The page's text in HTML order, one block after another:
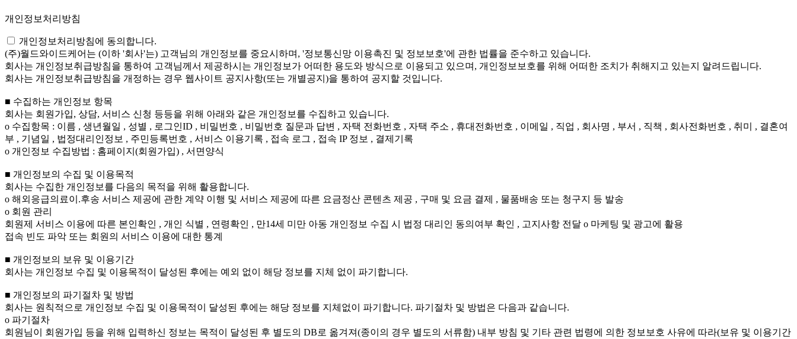
개인정보처리방침
개인정보처리방침에 동의합니다.
(주)월드와이드케어는 (이하 '회사'는) 고객님의 개인정보를 중요시하며, '정보통신망 이용촉진 및 정보보호'에 관한 법률을 준수하고 있습니다.
회사는 개인정보취급방침을 통하여 고객님께서 제공하시는 개인정보가 어떠한 용도와 방식으로 이용되고 있으며, 개인정보보호를 위해 어떠한 조치가 취해지고 있는지 알려드립니다.
회사는 개인정보취급방침을 개정하는 경우 웹사이트 공지사항(또는 개별공지)을 통하여 공지할 것입니다.
■ 수집하는 개인정보 항목
회사는 회원가입, 상담, 서비스 신청 등등을 위해 아래와 같은 개인정보를 수집하고 있습니다.
ο 수집항목 : 이름 , 생년월일 , 성별 , 로그인ID , 비밀번호 , 비밀번호 질문과 답변 , 자택 전화번호 , 자택 주소 , 휴대전화번호 , 이메일 , 직업 , 회사명 , 부서 , 직책 , 회사전화번호 , 취미 , 결혼여
부 , 기념일 , 법정대리인정보 , 주민등록번호 , 서비스 이용기록 , 접속 로그 , 접속 IP 정보 , 결제기록
ο 개인정보 수집방법 : 홈페이지(회원가입) , 서면양식
■ 개인정보의 수집 및 이용목적
회사는 수집한 개인정보를 다음의 목적을 위해 활용합니다.
ο 해외응급의료이.후송 서비스 제공에 관한 계약 이행 및 서비스 제공에 따른 요금정산 콘텐츠 제공 , 구매 및 요금 결제 , 물품배송 또는 청구지 등 발송
ο 회원 관리
회원제 서비스 이용에 따른 본인확인 , 개인 식별 , 연령확인 , 만14세 미만 아동 개인정보 수집 시 법정 대리인 동의여부 확인 , 고지사항 전달 ο 마케팅 및 광고에 활용
접속 빈도 파악 또는 회원의 서비스 이용에 대한 통계
■ 개인정보의 보유 및 이용기간
회사는 개인정보 수집 및 이용목적이 달성된 후에는 예외 없이 해당 정보를 지체 없이 파기합니다.
■ 개인정보의 파기절차 및 방법
회사는 원칙적으로 개인정보 수집 및 이용목적이 달성된 후에는 해당 정보를 지체없이 파기합니다. 파기절차 및 방법은 다음과 같습니다.
ο 파기절차
회원님이 회원가입 등을 위해 입력하신 정보는 목적이 달성된 후 별도의 DB로 옮겨져(종이의 경우 별도의 서류함) 내부 방침 및 기타 관련 법령에 의한 정보보호 사유에 따라(보유 및 이용기간